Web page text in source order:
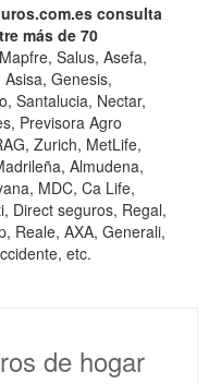
consulta
más de 70
Salus, Asefa,
Genesis,
Santalucia, Nectar,
Previsora Agro
Zurich, MetLife,
Almudena,
MDC, Ca Life,
Direct seguros, Regal,
Reale, AXA, Generali,
etc.
de hogar